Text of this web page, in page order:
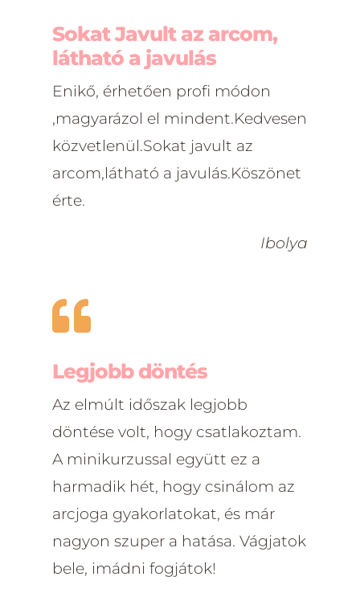
Sokat Javult az arcom,
látható a javulás
Enikő, érhetően profi módon
,magyarázol el mindent.Kedvesen
közvetlenül.Sokat javult az
arcom,látható a javulás.Köszönet
érte.
Ibolya

Legjobb döntés
Az elmúlt időszak legjobb
döntése volt, hogy csatlakoztam.
A minikurzussal együtt ez a
harmadik hét, hogy csinálom az
arcjoga gyakorlatokat, és már
nagyon szuper a hatása. Vágjatok
bele, imádni fogjátok!